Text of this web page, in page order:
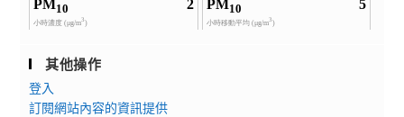
其他操作
登入
訂閱網站內容的資訊提供